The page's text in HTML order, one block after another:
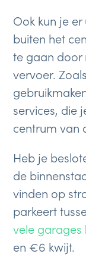
Ook kun je
buiten het
te gaan door
vervoer.
services, die
centrum van
Heb je
de
vinden op
parkeert
vele garages
en €6 kwijt.